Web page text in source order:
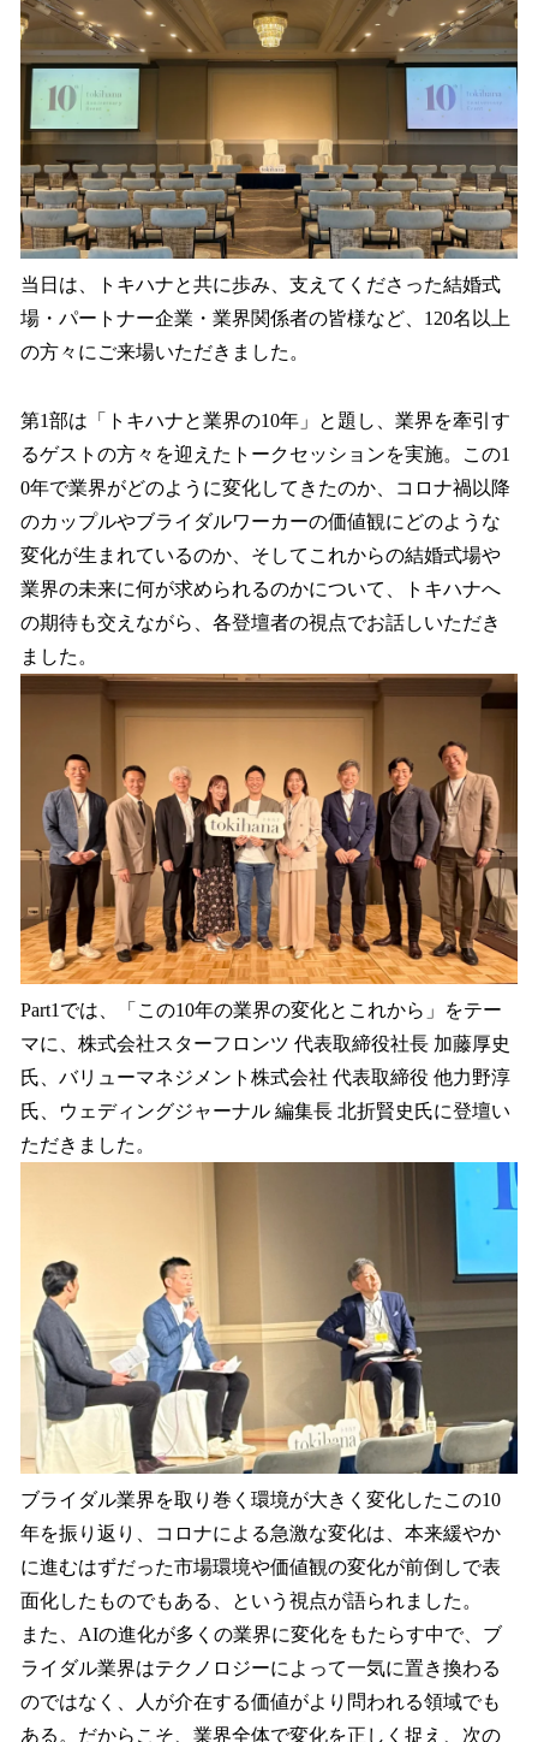
当日は、トキハナと共に歩み、支えてくださった結婚式
場・パートナー企業・業界関係者の皆様など、120名以上
の方々にご来場いただきました。
第1部は「トキハナと業界の10年」と題し、業界を牽引す
るゲストの方々を迎えたトークセッションを実施。この1
0年で業界がどのように変化してきたのか、コロナ禍以降
のカップルやブライダルワーカーの価値観にどのような
変化が生まれているのか、そしてこれからの結婚式場や
業界の未来に何が求められるのかについて、トキハナへ
の期待も交えながら、各登壇者の視点でお話しいただき
ました。
Part1では、「この10年の業界の変化とこれから」をテー
マに、株式会社スターフロンツ 代表取締役社長 加藤厚史
氏、バリューマネジメント株式会社 代表取締役 他力野淳
氏、ウェディングジャーナル 編集長 北折賢史氏に登壇い
ただきました。
ブライダル業界を取り巻く環境が大きく変化したこの10
年を振り返り、コロナによる急激な変化は、本来緩やか
に進むはずだった市場環境や価値観の変化が前倒しで表
面化したものでもある、という視点が語られました。
また、AIの進化が多くの業界に変化をもたらす中で、ブ
ライダル業界はテクノロジーによって一気に置き換わる
のではなく、人が介在する価値がより問われる領域でも
ある。だからこそ、業界全体で変化を正しく捉え、次の